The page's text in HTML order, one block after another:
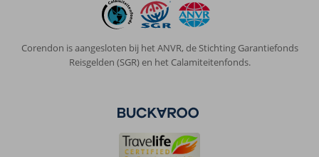
Corendon is aangesloten bij het ANVR, de Stichting Garantiefonds
Reisgelden (SGR) en het Calamiteitenfonds.